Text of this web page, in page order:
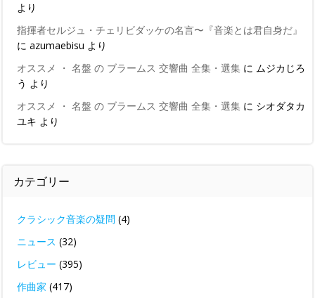
より
指揮者セルジュ・チェリビダッケの名言〜『音楽とは君自身だ』
に azumaebisu より
オススメ ・ 名盤 の ブラームス 交響曲 全集・選集 に ムジカじろ
う より
オススメ ・ 名盤 の ブラームス 交響曲 全集・選集 に シオダタカ
ユキ より
カテゴリー
クラシック音楽の疑問 (4)
ニュース (32)
レビュー (395)
作曲家 (417)